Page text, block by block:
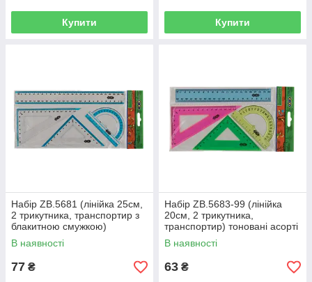
Купити Купити
Набір ZB.5681 (лінійка 25см,
2 трикутника, транспортир з
блакитною смужкою)
(1/24/144)
В наявності
77 ₴
Набір ZB.5683-99 (лінійка
20см, 2 трикутника,
транспортир) тоновані асорті
(1/24/144)
В наявності
63 ₴